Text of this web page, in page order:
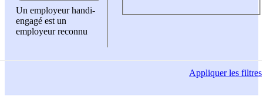
Un employeur handi-
engagé est un
employeur reconnu
Appliquerles filtres